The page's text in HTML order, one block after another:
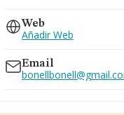
Web
Añadir Web
Email